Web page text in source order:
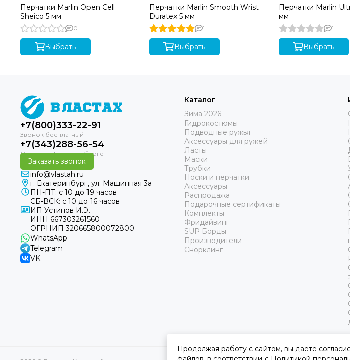
Перчатки Marlin Open Cell
Sheico 5 мм
0
Выбрать
Перчатки Marlin Smooth Wrist
Duratex 5 мм
1
Выбрать
Перчатки Marlin
мм
1
Выбрать
+7(800)333-22-91
+7(343)288-56-54
Заказать звонок
info@vlastah.ru
г. Екатеринбург, ул. Машинная 3а
ПН-ПТ: с 10 до 19 часов
СБ-ВСК: с 10 до 16 часов
ИП Устинов И.Э.
ИНН 667303261560
ОГРНИП 320665800072800
WhatsApp
Telegram
VK
Каталог
Зима 2026
Гидрокостюмы
Подводные ружья
Аксессуары для ружей
Ласты
Маски
Трубки
Носки и перчатки
Аксессуары
Распродажа
Подарочные сертификаты
Комплекты
Фридайвинг
SUP Борды
Производители
Снорклинг
Продолжая работу с сайтом, вы даёте